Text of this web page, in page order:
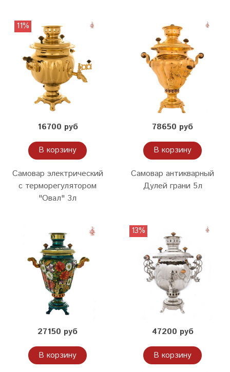
11%
16700 руб
В корзину
Самовар электрический
с терморегулятором
"Овал" 3л
78650 руб
В корзину
Самовар антикварный
Дулей грани 5л
27150 руб
В корзину
13%
47200 руб
В корзину